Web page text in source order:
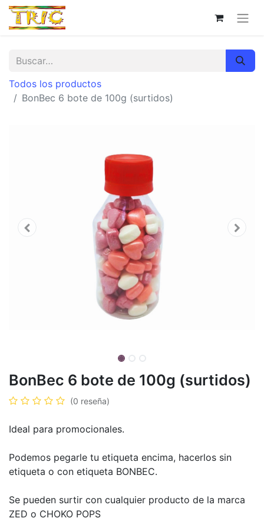
Todos los productos
BonBec 6 bote de 100g (surtidos)
BonBec 6 bote de 100g (surtidos)
(0 reseña)
Ideal para promocionales.
Podemos pegarle tu etiqueta encima, hacerlos sin
etiqueta o con etiqueta BONBEC.
Se pueden surtir con cualquier producto de la marca
ZED o CHOKO POPS